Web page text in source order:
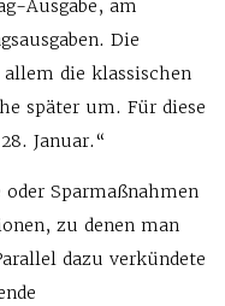
Ausgabe, am
Die
die klassischen
später um. Für diese
Januar.“
Sparmaßnahmen
zu denen man
dazu verkündete